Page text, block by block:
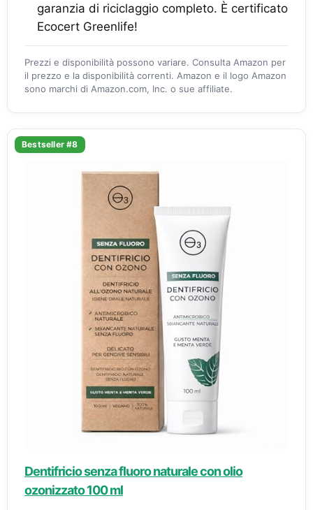
garanzia di riciclaggio completo. È certificato
Ecocert Greenlife!
Prezzi e disponibilità possono variare. Consulta Amazon per
il prezzo e la disponibilità correnti. Amazon e il logo Amazon
sono marchi di Amazon.com, Inc. o sue affiliate.
Bestseller #8
Dentifricio senza fluoro naturale con olio
ozonizzato 100 ml